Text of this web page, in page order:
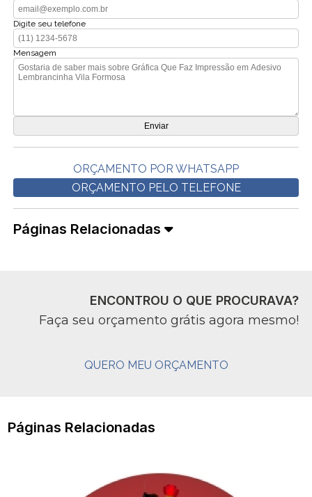
Digite seu telefone
Mensagem
ORÇAMENTO POR WHATSAPP
ORÇAMENTO PELO TELEFONE
Páginas Relacionadas
ENCONTROU O QUE PROCURAVA?
Faça seu orçamento grátis agora mesmo!
QUERO MEU ORÇAMENTO
Páginas Relacionadas